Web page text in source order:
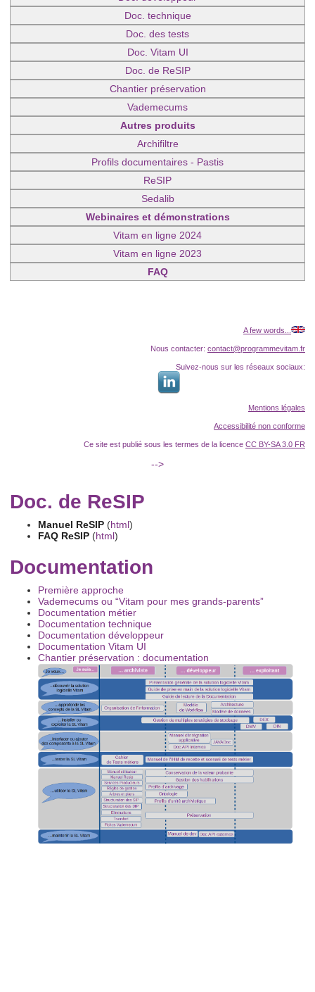
Doc. technique
Doc. des tests
Doc. Vitam UI
Doc. de ReSIP
Chantier préservation
Vademecums
Autres produits
Archifiltre
Profils documentaires - Pastis
ReSIP
Sedalib
Webinaires et démonstrations
Vitam en ligne 2024
Vitam en ligne 2023
FAQ
A few words...
Nous contacter: contact@programmevitam.fr
Suivez-nous sur les réseaux sociaux:
Mentions légales
Accessibilité non conforme
Ce site est publié sous les termes de la licence CC BY-SA 3.0 FR
-->
Doc. de ReSIP
Manuel ReSIP (html)
FAQ ReSIP (html)
Documentation
Première approche
Vademecums ou “Vitam pour mes grands-parents”
Documentation métier
Documentation technique
Documentation développeur
Documentation Vitam UI
Chantier préservation : documentation